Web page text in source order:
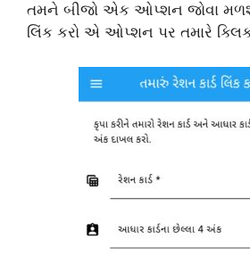
તમને બીજો એક ઓપ્શન જોવા મળશે
લિંક કરો એ ઓપ્શન પર તમારે